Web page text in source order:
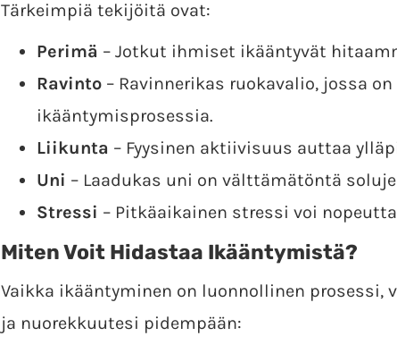
Tärkeimpiä tekijöitä ovat:
Perimä – Jotkut ihmiset ikääntyvät
Ravinto – Ravinnerikas ruokavalio, jossa
ikääntymisprosessia.
Liikunta – Fyysinen aktiivisuus auttaa
Uni – Laadukas uni on välttämätöntä
Stressi – Pitkäaikainen stressi voi
Miten Voit Hidastaa Ikääntymistä?
Vaikka ikääntyminen on luonnollinen
ja nuorekkuutesi pidempään: